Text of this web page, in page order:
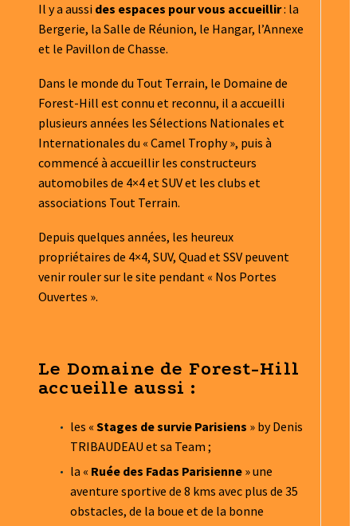
Il y a aussi des espaces pour vous accueillir: la
Bergerie, la Salle de Réunion, le Hangar, l’Annexe
et le Pavillon de Chasse.
Dans le monde du Tout Terrain, le Domaine de
Forest-Hill est connu et reconnu, il a accueilli
plusieurs années les Sélections Nationales et
Internationales du « Camel Trophy », puis à
commencé à accueillir les constructeurs
automobiles de 4×4 et SUV et les clubs et
associations Tout Terrain.
Depuis quelques années, les heureux
propriétaires de 4×4, SUV, Quad et SSV peuvent
venir rouler sur le site pendant « Nos Portes
Ouvertes ».
Le Domaine de Forest-Hill
accueille aussi :
les « Stages de survie Parisiens » by Denis
TRIBAUDEAU et sa Team ;
la « Ruée des Fadas Parisienne » une
aventure sportive de 8 kms avec plus de 35
obstacles, de la boue et de la bonne